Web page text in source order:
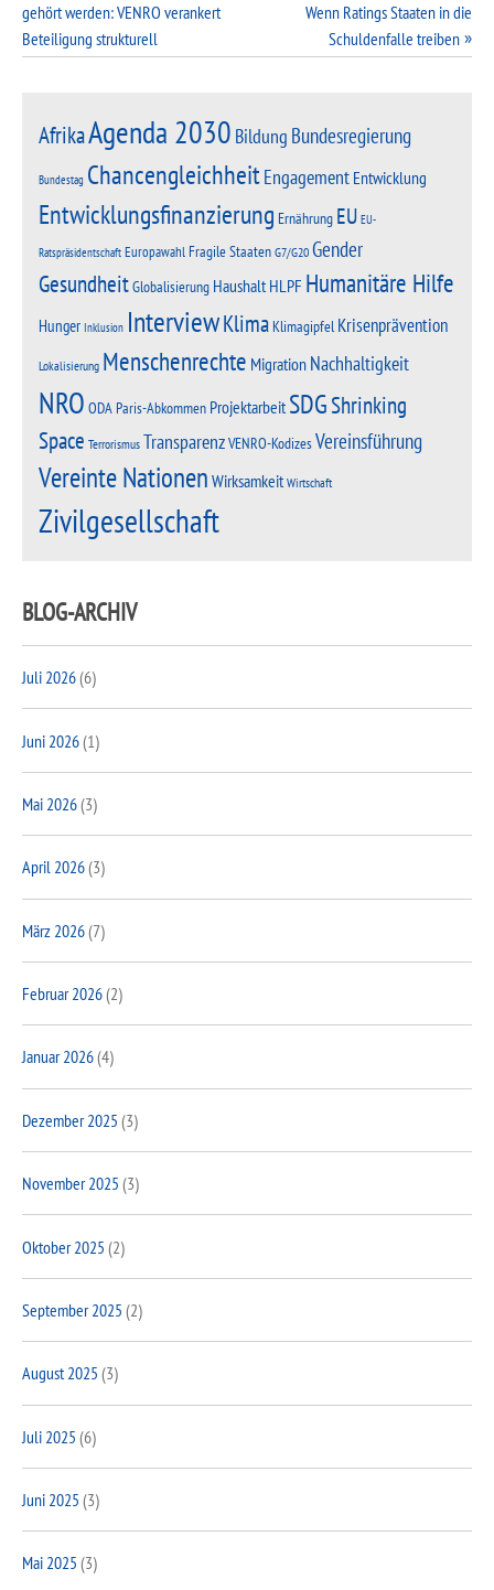
gehört werden: VENRO verankert
Beteiligung strukturell
Wenn Ratings Staaten in die
Schuldenfalle treiben
AfrikaAgenda 2030 Bildung Bundesregierung
Bundestag ChancengleichheitEngagement Entwicklung
Entwicklungsfinanzierung Ernährung EU EU-
Ratspräsidentschaft EuropawahlFragile StaatenG7/G20Gender
GesundheitGlobalisierung HaushaltHLPF Humanitäre Hilfe
Hunger Inklusion InterviewKlimaKlimagipfel Krisenprävention
Lokalisierung Menschenrechte Migration Nachhaltigkeit
NRO ODAParis-Abkommen ProjektarbeitSDGShrinking
Space TerrorismusTransparenzVENRO-KodizesVereinsführung
Vereinte Nationen Wirksamkeit Wirtschaft
Zivilgesellschaft
BLOG-ARCHIV
Juli 2026(6)
Juni 2026(1)
Mai 2026(3)
April 2026(3)
März 2026(7)
Februar 2026(2)
Januar 2026(4)
Dezember 2025 (3)
November 2025 (3)
Oktober 2025 (2)
September 2025 (2)
August 2025 (3)
Juli 2025 (6)
Juni 2025 (3)
Mai 2025 (3)